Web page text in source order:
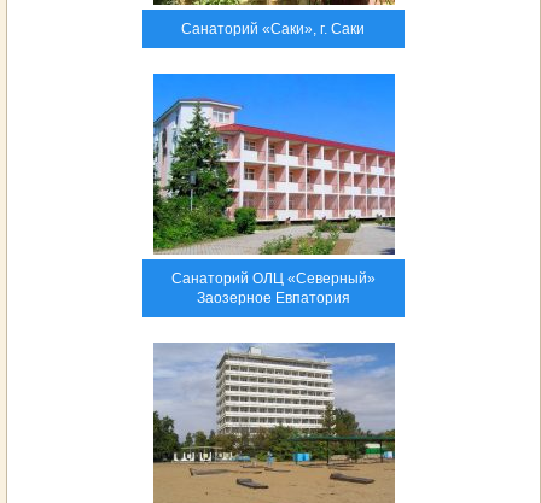
Санаторий «Саки», г. Саки
Санаторий ОЛЦ «Северный»
Заозерное Евпатория